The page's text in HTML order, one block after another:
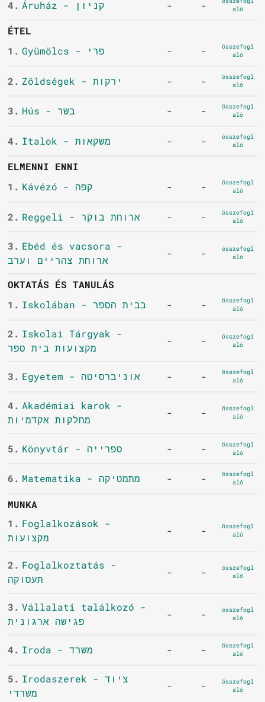
4. Áruház - קניון - -
aló
ÉTEL
1.
Gyümölcs - פרי - -
összefogl
aló
2. Zöldségek - ירקות - -
összefogl
aló
3. Hús - בשר - -
összefogl
aló
4. Italok - משקאות - -
összefogl
aló
ELMENNI ENNI
1.
Kávézó - קפה - -
összefogl
aló
2. Reggeli - ארוחת בוקר - -
összefogl
aló
3. Ebéd és vacsora -
ארוחת צהריים וערב
- -
összefogl
aló
OKTATÁS ÉS TANULÁS
1.
Iskolában - בבית הספר - -
összefogl
aló
2. Iskolai Tárgyak -
מקצועות בית ספר
- -
összefogl
aló
3. Egyetem - אוניברסיטה - -
összefogl
aló
4. Akadémiai karok -
מחלקות אקדמיות
- -
összefogl
aló
5. Könyvtár - ספרייה - -
összefogl
aló
6. Matematika - מתמטיקה - -
összefogl
aló
MUNKA
1. Foglalkozások -
מקצועות
- -
összefogl
aló
2. Foglalkoztatás -
תעסוקה
- -
összefogl
aló
3. Vállalati találkozó -
פגישה ארגונית
- -
összefogl
aló
4. Iroda - משרד - -
összefogl
aló
5. Irodaszerek - ציוד
משרדי
- -
összefogl
aló